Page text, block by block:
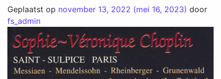
Geplaatst op november 13, 2022 (mei 16, 2023) door
fs_admin